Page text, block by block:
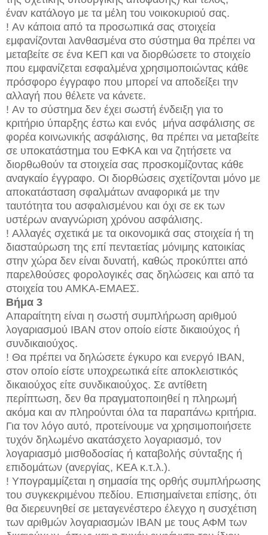
έναν κατάλογο με τα μέλη του νοικοκυριού σας.
! Αν κάποια από τα προσωπικά σας στοιχεία
εμφανίζονται λανθασμένα στο σύστημα θα πρέπει να
μεταβείτε σε ένα ΚΕΠ και να διορθώσετε το στοιχείο
που εμφανίζεται εσφαλμένα χρησιμοποιώντας κάθε
πρόσφορο έγγραφο που μπορεί να αποδείξει την
αλλαγή που θέλετε να κάνετε.
! Αν το σύστημα δεν έχει σωστή ένδειξη για το
κριτήριο ύπαρξης έστω και ενός μήνα ασφάλισης σε
φορέα κοινωνικής ασφάλισης, θα πρέπει να μεταβείτε
σε υποκατάστημα του ΕΦΚΑ και να ζητήσετε να
διορθωθούν τα στοιχεία σας προσκομίζοντας κάθε
αναγκαίο έγγραφο. Οι διορθώσεις σχετίζονται μόνο με
αποκατάσταση σφαλμάτων αναφορικά με την
ταυτότητα του ασφαλισμένου και όχι σε εκ των
υστέρων αναγνώριση χρόνου ασφάλισης.
! Αλλαγές σχετικά με τα οικονομικά σας στοιχεία ή τη
διασταύρωση της επί πενταετίας μόνιμης κατοικίας
στην χώρα δεν είναι δυνατή, καθώς προκύπτει από
παρελθούσες φορολογικές σας δηλώσεις και από τα
στοιχεία του ΑΜΚΑ-ΕΜΑΕΣ.
Βήμα 3
Απαραίτητη είναι η σωστή συμπλήρωση αριθμού
λογαριασμού IBAN στον οποίο είστε δικαιούχος ή
συνδικαιούχος.
! Θα πρέπει να δηλώσετε έγκυρο και ενεργό IBAN,
στον οποίο είστε υποχρεωτικά είτε αποκλειστικός
δικαιούχος είτε συνδικαιούχος. Σε αντίθετη
περίπτωση, δεν θα πραγματοποιηθεί η πληρωμή
ακόμα και αν πληρούνται όλα τα παραπάνω κριτήρια.
Για τον λόγο αυτό, προτείνουμε να χρησιμοποιήσετε
τυχόν δηλωμένο ακατάσχετο λογαριασμό, τον
λογαριασμό μισθοδοσίας ή καταβολής σύνταξης ή
επιδομάτων (ανεργίας, ΚΕΑ κ.τ.λ.).
! Υπογραμμίζεται η σημασία της ορθής συμπλήρωσης
του συγκεκριμένου πεδίου. Επισημαίνεται επίσης, ότι
θα διερευνηθεί σε μεταγενέστερο έλεγχο η συσχέτιση
των αριθμών λογαριασμών IBAN με τους ΑΦΜ των